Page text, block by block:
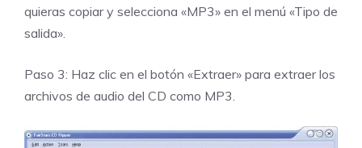
quieras copiar y selecciona «MP3» en el menú «Tipo de
salida».
Paso 3: Haz clic en el botón «Extraer» para extraer los
archivos de audio del CD como MP3.